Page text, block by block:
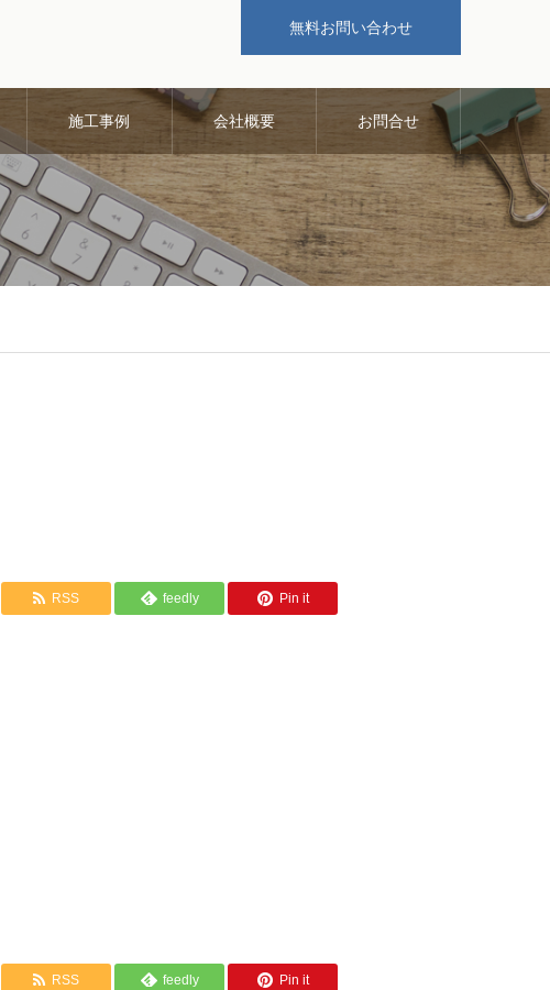
無料お問い合わせ
施工事例 会社概要 お問合せ
RSS feedly Pin it
RSS feedly Pin it